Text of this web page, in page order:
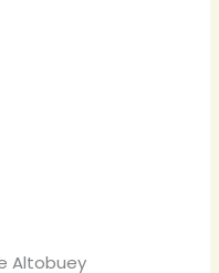
Altobuey